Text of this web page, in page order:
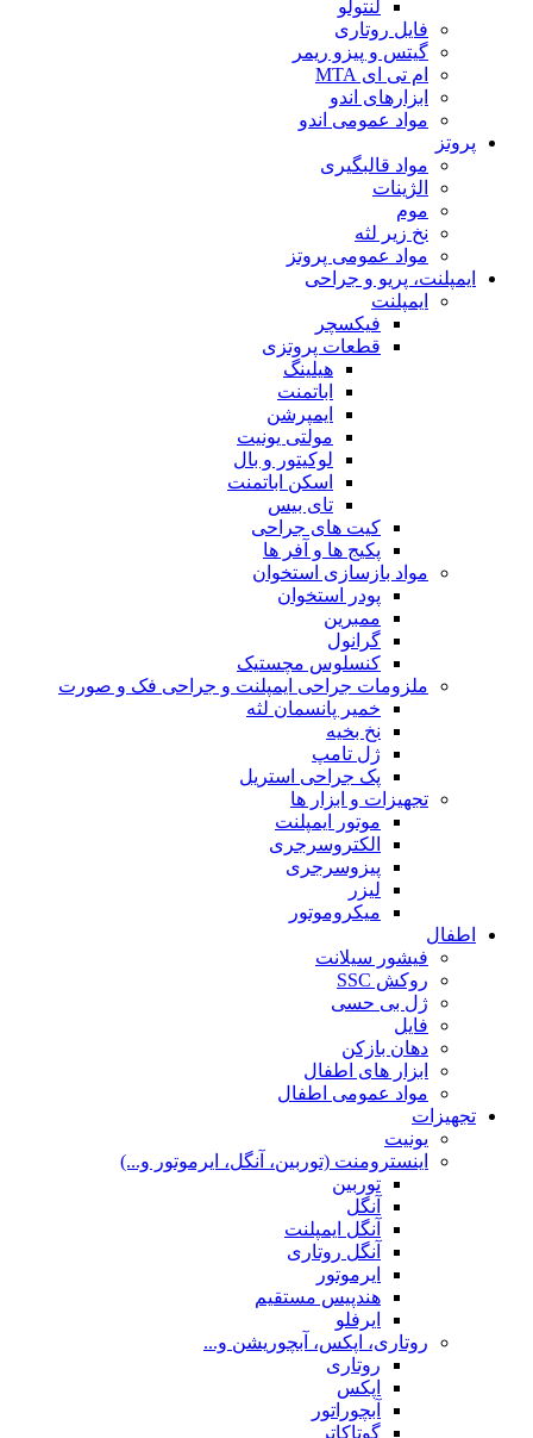
لنتولو
فایل روتاری
گیتس و پیزو ریمر
ام تی ای MTA
ابزارهای اندو
مواد عمومی اندو
پروتز
مواد قالبگیری
الژینات
موم
نخ زیر لثه
مواد عمومی پروتز
ایمپلنت، پریو و جراحی
ایمپلنت
فیکسچر
قطعات پروتزی
هیلینگ
اباتمنت
ایمپرشن
مولتی یونیت
لوکیتور و بال
اسکن اباتمنت
تای بیس
کیت های جراحی
پکیج ها و آفر ها
مواد بازسازی استخوان
پودر استخوان
ممبرین
گرانول
کنسلوس مچستیک
ملزومات جراحی ایمپلنت و جراحی فک و صورت
خمیر پانسمان لثه
نخ بخیه
ژل تامپ
پک جراحی استریل
تجهیزات و ابزار ها
موتور ایمپلنت
الکتروسرجری
پیزوسرجری
لیزر
میکروموتور
اطفال
فیشور سیلانت
روکش SSC
ژل بی حسی
فایل
دهان بازکن
ابزار های اطفال
مواد عمومی اطفال
تجهیزات
یونیت
اینسترومنت (توربین، آنگل، ایرموتور و...)
توربین
آنگل
آنگل ایمپلنت
آنگل روتاری
ایرموتور
هندپیس مستقیم
ایرفلو
روتاری، اپکس، آبچوریشن و...
روتاری
اپکس
آبچوراتور
گوتاکاتر